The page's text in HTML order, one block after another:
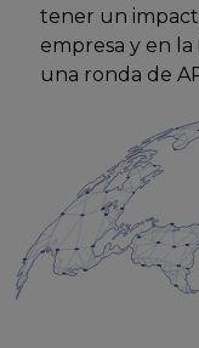
tener un
empresa y en la
una ronda de